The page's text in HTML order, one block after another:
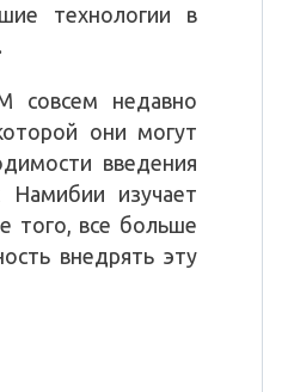
технологии в
совсем недавно
они могут
введения
изучает
того, все больше
внедрять эту